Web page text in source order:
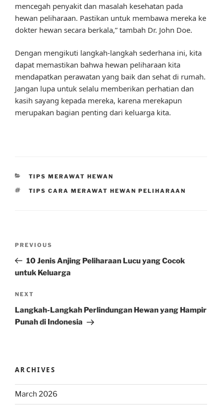
mencegah penyakit dan masalah kesehatan pada
hewan peliharaan. Pastikan untuk membawa mereka ke
dokter hewan secara berkala,” tambah Dr. John Doe.
Dengan mengikuti langkah-langkah sederhana ini, kita
dapat memastikan bahwa hewan peliharaan kita
mendapatkan perawatan yang baik dan sehat di rumah.
Jangan lupa untuk selalu memberikan perhatian dan
kasih sayang kepada mereka, karena merekapun
merupakan bagian penting dari keluarga kita.
CATEGORIES
TIPS MERAWAT HEWAN
TAGS
TIPS CARA MERAWAT HEWAN PELIHARAAN
Previous
Post
PREVIOUS
10 Jenis Anjing Peliharaan Lucu yang Cocok
untuk Keluarga
Next
Post
NEXT
Langkah-Langkah Perlindungan Hewan yang Hampir
Punah di Indonesia
ARCHIVES
March 2026